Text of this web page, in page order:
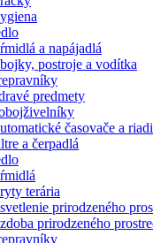
a napájadlá
postroje a vodítka
predmety
časovače a
a čerpadlá
terária
prirodzeného
prirodzeného